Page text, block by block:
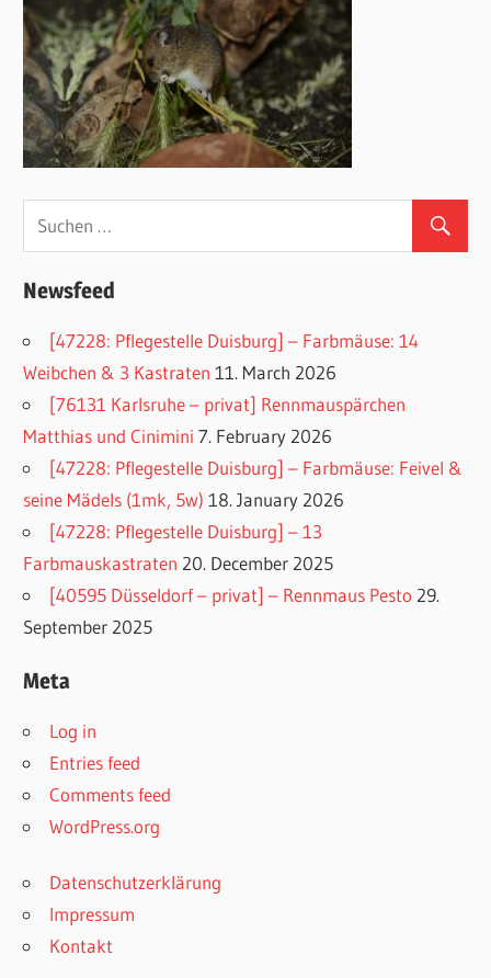
Newsfeed
[47228: Pflegestelle Duisburg] – Farbmäuse: 14
Weibchen & 3 Kastraten 11. March 2026
[76131 Karlsruhe – privat] Rennmauspärchen
Matthias und Cinimini 7. February 2026
[47228: Pflegestelle Duisburg] – Farbmäuse: Feivel &
seine Mädels (1mk, 5w) 18. January 2026
[47228: Pflegestelle Duisburg] – 13
Farbmauskastraten 20. December 2025
[40595 Düsseldorf – privat] – Rennmaus Pesto 29.
September 2025
Meta
Log in
Entries feed
Comments feed
WordPress.org
Datenschutzerklärung
Impressum
Kontakt